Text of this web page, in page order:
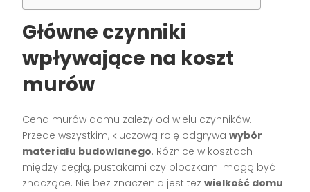
Główne czynniki
wpływające na koszt
murów
Cena murów domu zależy od wielu czynników.
Przede wszystkim, kluczową rolę odgrywawybór
materiału budowlanego. Różnice w kosztach
między cegłą, pustakami czy bloczkami mogą być
znaczące. Nie bez znaczenia jest teżwielkość domu